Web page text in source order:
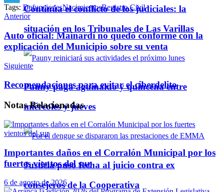
Continúa el conflicto de los judiciales: la
situación en los Tribunales de Las Varillas
Pauny paga aguinaldo y quincena entre
miércoles y jueves
Justicia puso fecha al juicio contra ex
consejeros de la Cooperativa
Telegram
Tags: DefuncionesNacimientosRegistro Civil
Anterior
Auto oficial: Mainardi no quedó conforme con la
explicación del Municipio sobre su venta
Siguiente
Recomendaciones para evitar el ciberdelito
NotasRelacionadas
Importantes daños en el Corralón Municipal por los
fuertes vientos del sur
6 de agosto de 2026